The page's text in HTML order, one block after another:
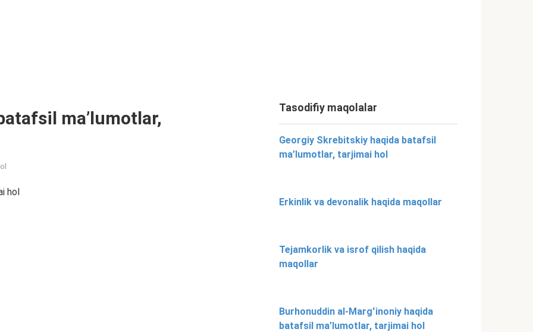
ma’lumotlar, Tasodifiy maqolalar
Georgiy Skrebitskiy haqida batafsil
ma’lumotlar, tarjimai hol
Erkinlik va devonalik haqida maqollar
Tejamkorlik va isrof qilish haqida
maqollar
Burhonuddin al-Margʻinoniy haqida
batafsil ma’lumotlar, tarjimai hol